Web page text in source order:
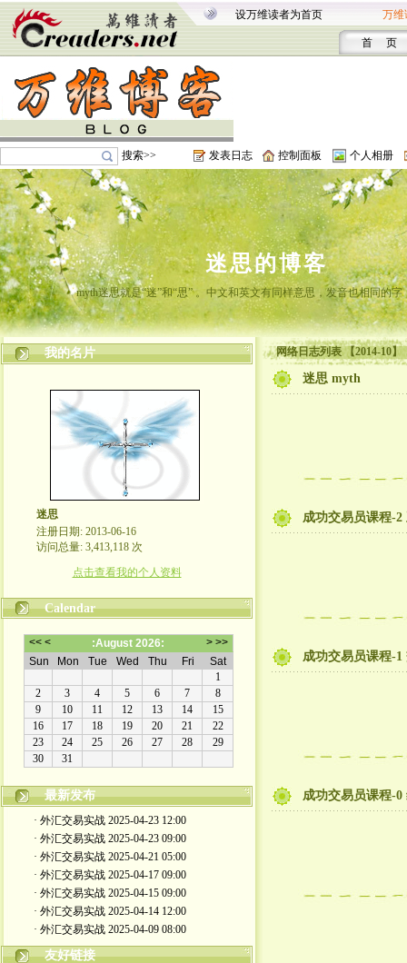
设万维读者为首页 万维
首 页
搜索>> 发表日志 控制面板 个人相册
迷思的博客
myth迷思就是“迷”和“思” 。中文和英文有同样意思，发音也相同的字
我的名片
迷思
注册日期: 2013-06-16
访问总量: 3,413,118 次
点击查看我的个人资料
Calendar
最新发布
· 外汇交易实战 2025-04-23 12:00
· 外汇交易实战 2025-04-23 09:00
· 外汇交易实战 2025-04-21 05:00
· 外汇交易实战 2025-04-17 09:00
· 外汇交易实战 2025-04-15 09:00
· 外汇交易实战 2025-04-14 12:00
· 外汇交易实战 2025-04-09 08:00
友好链接
网络日志列表 【2014-10】
迷思 myth
成功交易员课程-2
成功交易员课程-1
成功交易员课程-0